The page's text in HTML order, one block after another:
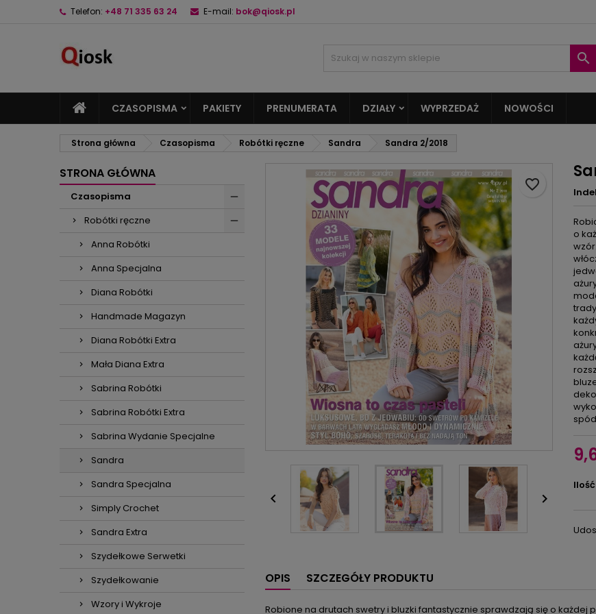
Telefon: +48 71 335 63 24 E-mail: bok@qiosk.pl

CZASOPISMA PAKIETY PRENUMERATA DZIAŁY WYPRZEDAŻ NOWOŚCI
Strona główna Czasopisma Robótki ręczne Sandra Sandra 2/2018
STRONA GŁÓWNA
Czasopisma
Robótki ręczne
Anna Robótki
Anna Specjalna
Diana Robótki
Handmade Magazyn
Diana Robótki Extra
Mała Diana Extra
Sabrina Robótki
Sabrina Robótki Extra
Sabrina Wydanie Specjalne
Sandra
Sandra Specjalna
Simply Crochet
Sandra Extra
Szydełkowe Serwetki
Szydełkowanie
Wzory i Wykroje
 
o
Ilość
favorite_border
OPIS SZCZEGÓŁY PRODUKTU
Robione na drutach swetry i bluzki fantastycznie sprawdzają się o każdej
Musisz być zalogowany by zapisać produkty na swojej liście